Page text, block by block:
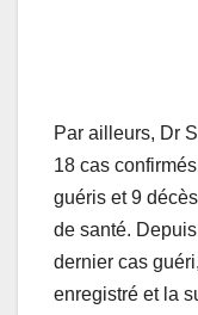
Par ailleurs, Dr
18 cas
guéris et 9
de santé.
dernier cas
enregistré et la